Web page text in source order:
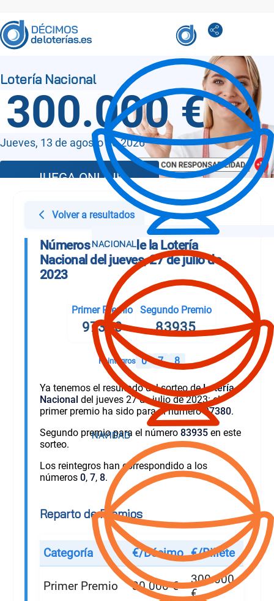
Volver a resultados
Números Sorteo de la Lotería
Nacional del jueves, 27 de julio de
2023
Primer Premio
97380
Segundo Premio
83935
Reintegros 0 7 8
Ya tenemos el resultado del sorteo deLotería
Nacional del jueves 27 de julio de 2023: el
primer premio ha sido para el número97380.
Segundo premio para el número 83935en este
sorteo.
Los reintegros han correspondido a los
números 0, 7, 8.
Reparto de Premios
Categoría €/Décimo €/Billete
Primer Premio 30.000 €
300.000
€
300.000 €
Jueves, 13 de agosto de 2026
JUEGA ONLINE